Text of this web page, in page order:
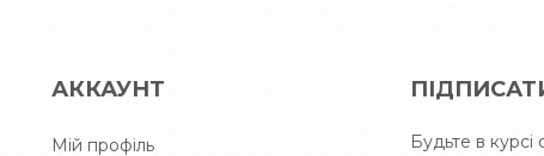
АККАУНТ
Мій профіль Будьте в курсі